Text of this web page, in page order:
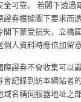
全可靠。 若閣下透過
證券根據閣下要求而
閣下蒙受損失，立橋
人資料時應倍加留意
際證券不會收集可以
會記錄到訪本網站者
名稱伺服器地址之